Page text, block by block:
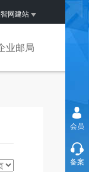
网建站
业邮局
会员
备案